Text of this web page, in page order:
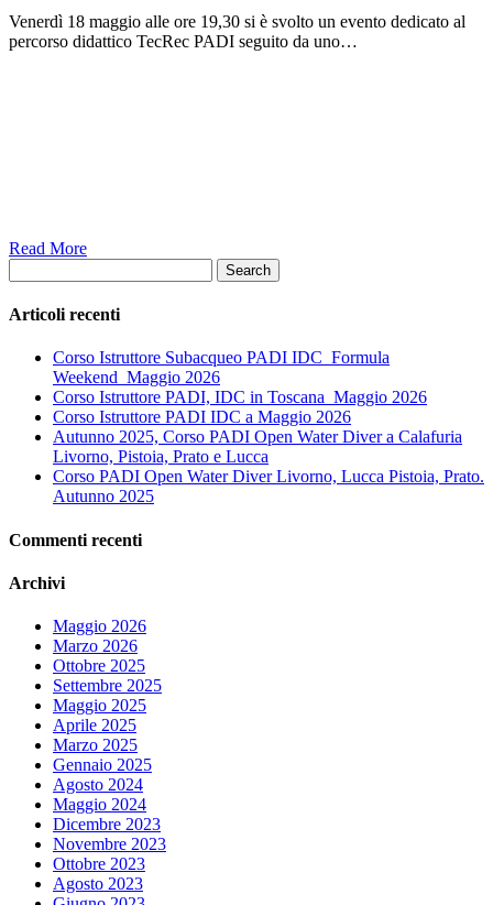
Venerdì 18 maggio alle ore 19,30 si è svolto un evento dedicato al
percorso didattico TecRec PADI seguito da uno…
Read More
Search
Articoli recenti
Corso Istruttore Subacqueo PADI IDC_Formula
Weekend_Maggio 2026
Corso Istruttore PADI, IDC in Toscana_Maggio 2026
Corso Istruttore PADI IDC a Maggio 2026
Autunno 2025, Corso PADI Open Water Diver a Calafuria
Livorno, Pistoia, Prato e Lucca
Corso PADI Open Water Diver Livorno, Lucca Pistoia, Prato.
Autunno 2025
Commenti recenti
Archivi
Maggio 2026
Marzo 2026
Ottobre 2025
Settembre 2025
Maggio 2025
Aprile 2025
Marzo 2025
Gennaio 2025
Agosto 2024
Maggio 2024
Dicembre 2023
Novembre 2023
Ottobre 2023
Agosto 2023